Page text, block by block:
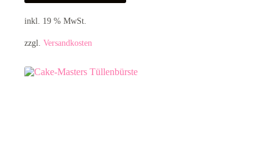
inkl. 19 % MwSt.
zzgl. Versandkosten